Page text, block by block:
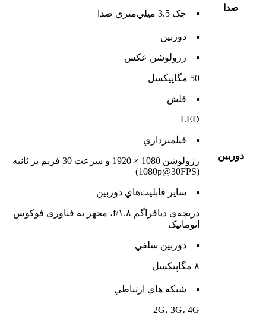
صدا
جک 3.5 ميلي‌متري صدا
دوربين
دوربين
رزولوشن عکس
50 مگاپیکسل
فلش
LED
فيلمبرداري
رزولوشن 1080 × 1920 و سرعت 30 فریم بر ثانیه
(1080p@30FPS)
ساير قابليت‌هاي دوربين
دریچه‌ی دیافراگم f/۱.۸، مجهز به فناوری فوکوس
اتوماتیک
دوربين سلفي
۸ مگاپیکسل
شبکه هاي ارتباطي
2G، 3G، 4G